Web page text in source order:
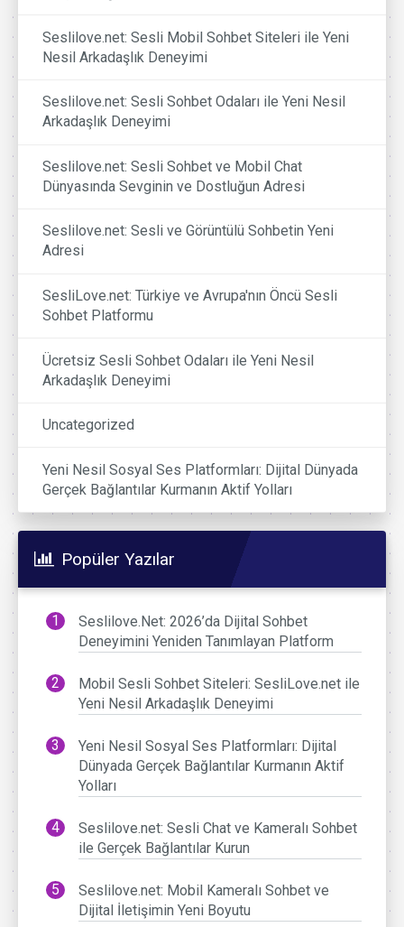
Seslilove.net: Sesli Mobil Sohbet Siteleri ile Yeni
Nesil Arkadaşlık Deneyimi
Seslilove.net: Sesli Sohbet Odaları ile Yeni Nesil
Arkadaşlık Deneyimi
Seslilove.net: Sesli Sohbet ve Mobil Chat
Dünyasında Sevginin ve Dostluğun Adresi
Seslilove.net: Sesli ve Görüntülü Sohbetin Yeni
Adresi
SesliLove.net: Türkiye ve Avrupa'nın Öncü Sesli
Sohbet Platformu
Ücretsiz Sesli Sohbet Odaları ile Yeni Nesil
Arkadaşlık Deneyimi
Uncategorized
Yeni Nesil Sosyal Ses Platformları: Dijital Dünyada
Gerçek Bağlantılar Kurmanın Aktif Yolları
Popüler Yazılar
Seslilove.Net: 2026’da Dijital Sohbet
Deneyimini Yeniden Tanımlayan Platform
Mobil Sesli Sohbet Siteleri: SesliLove.net ile
Yeni Nesil Arkadaşlık Deneyimi
Yeni Nesil Sosyal Ses Platformları: Dijital
Dünyada Gerçek Bağlantılar Kurmanın Aktif
Yolları
Seslilove.net: Sesli Chat ve Kameralı Sohbet
ile Gerçek Bağlantılar Kurun
Seslilove.net: Mobil Kameralı Sohbet ve
Dijital İletişimin Yeni Boyutu